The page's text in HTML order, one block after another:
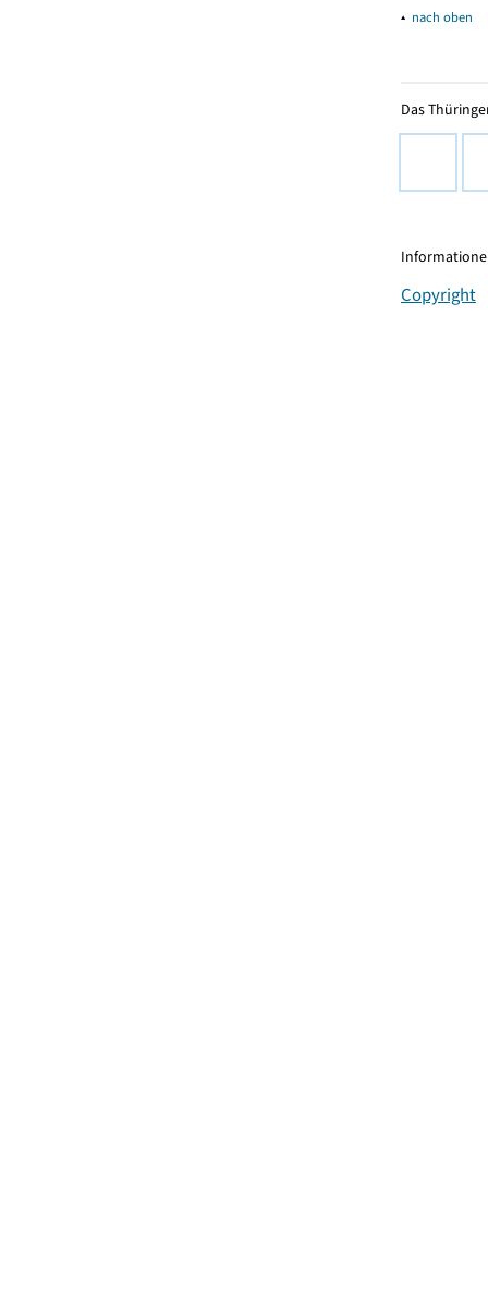
▴ nach oben
Das
Copyright